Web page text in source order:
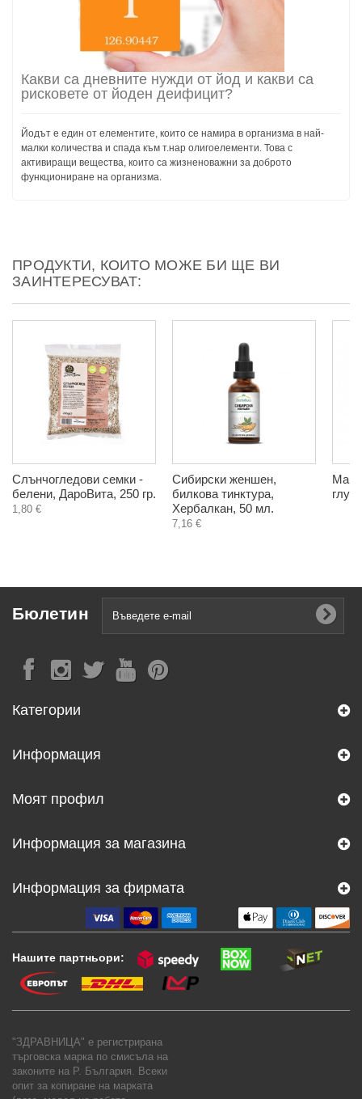
Какви са дневните нужди от йод и какви са
рисковете от йоден деифицит?
Йодът е един от елементите, които се намира в организма в най-
малки количества и спада към т.нар олигоелементи. Това с
активиращи вещества, които са жизненоважни за доброто
функциониране на организма.
ПРОДУКТИ, КОИТО МОЖЕ БИ ЩЕ ВИ
ЗАИНТЕРЕСУВАТ:
Слънчогледови семки -
белени, ДароВита, 250 гр.
1,80 €
Сибирски женшен,
билкова тинктура,
Хербалкан, 50 мл.
7,16 €
Бюлетин
Категории
Информация
Моят профил
Информация за магазина
Информация за фирмата
Нашите партньори:
"ЗДРАВНИЦА" е регистрирана
търговска марка по смисъла на
законите на Р. България. Всеки
опит за копиране на марката